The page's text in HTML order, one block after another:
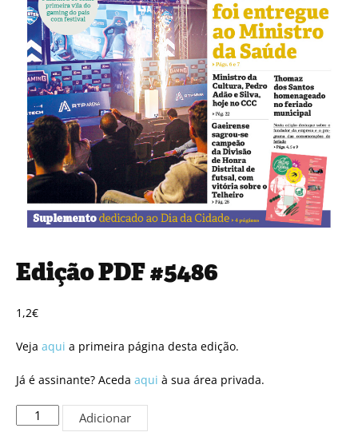
Edição PDF #5486
1,2€
Veja aqui a primeira página desta edição.
Já é assinante? Aceda aqui à sua área privada.
Quantidade
de
Adicionar